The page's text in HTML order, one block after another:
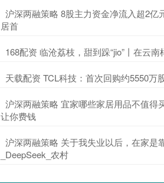
沪深两融策略 8股主力资金净流入超2亿
居首
​168配资 临沧荔枝，甜到跺“jio”丨在云
天载配资 TCL科技：首次回购约5550万
沪深两融策略 宜家哪些家居用品不值得
让你费钱
沪深两融策略 关于我失业以后，在家是
_DeepSeek_农村